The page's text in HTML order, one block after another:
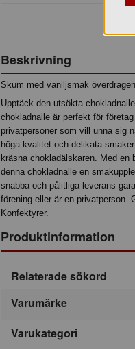
Beskrivning
Skum med vaniljsmak
Upptäck den utsökta
chokladnalle är perfekt för
privatpersoner som vill unna sig
höga kvalitet och delikata
kräsna chokladälskaren. Med en
denna chokladnalle en
snabba och pålitliga leverans
förening eller är en privatperson.
Konfektyrer.
Produktinformation
Relaterade sökord
Varumärke
Varukategori